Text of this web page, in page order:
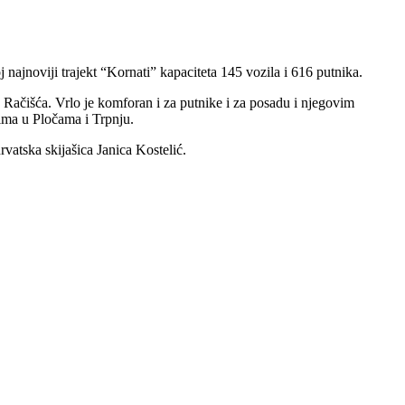
trajekt “Kornati” kapaciteta 145 vozila i 616 putnika.
Vrlo je komforan i za putnike i za posadu i njegovim
u Pločama i Trpnju.
skijašica Janica Kostelić.